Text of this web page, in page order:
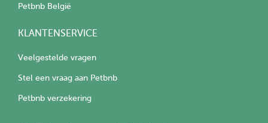
Petbnb België
KLANTENSERVICE
Veelgestelde vragen
Stel een vraag aan Petbnb
Petbnb verzekering